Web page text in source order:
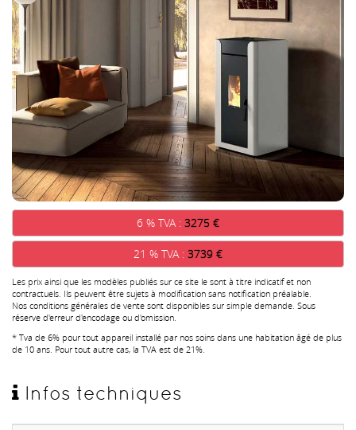
6 % TVA : 3275 €
21 % TVA : 3739 €
Les prix ainsi que les modèles publiés sur ce site le sont à titre indicatif et non
contractuels. Ils peuvent être sujets à modification sans notification préalable.
Nos conditions générales de vente sont disponibles sur simple demande. Sous
réserve d'erreur d'encodage ou d'omission.
* Tva de 6% pour tout appareil installé par nos soins dans une habitation âgé de plus
de 10 ans. Pour tout autre cas, la TVA est de 21%.
Infos techniques